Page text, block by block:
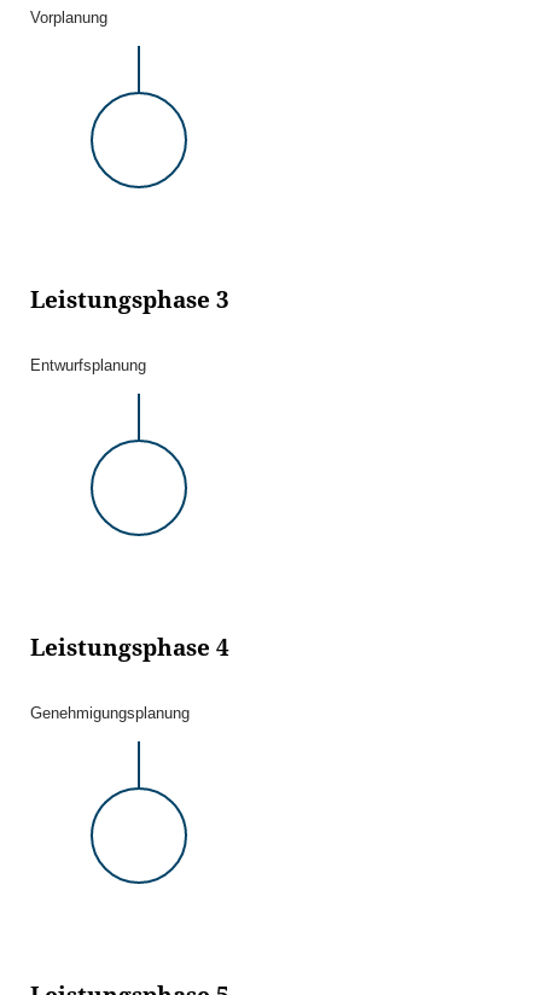
Vorplanung
Leistungsphase 3
Entwurfsplanung
Leistungsphase 4
Genehmigungsplanung